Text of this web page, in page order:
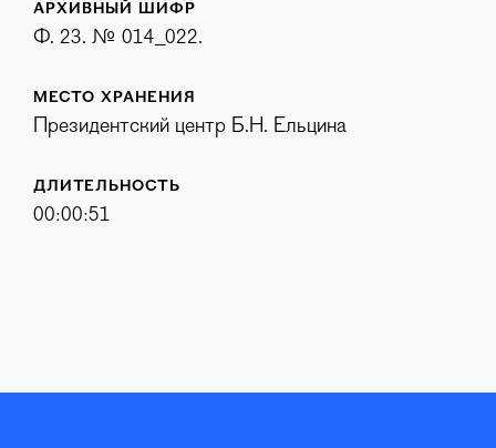
АРХИВНЫЙ ШИФР
Ф. 23. № 014_022.
МЕСТО ХРАНЕНИЯ
Президентский центр Б.Н. Ельцина
ДЛИТЕЛЬНОСТЬ
00:00:51